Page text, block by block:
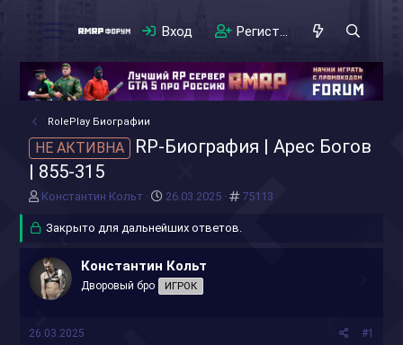
Вход Регистрация
RolePlay Биографии
НЕ АКТИВНА
RP-Биография | Арес Богов
| 855-315
А
т
р
т
е
Константин Кольт
Д
т
н
а
ч
26.03.2025 #
75113
Закрыто для дальнейших ответов.
Константин Кольт
Дворовый бро ИГРОК
26.03.2025 #1